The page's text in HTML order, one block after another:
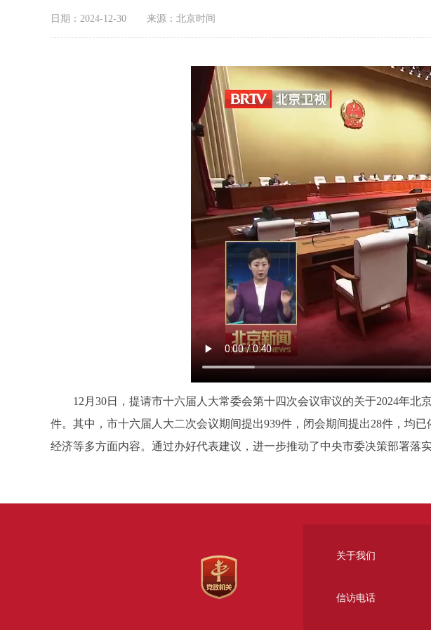
日期：2024-12-30 来源：北京时间
12月30日，提请市十六届人大常委会第十四次会议审议的关于2024年北
件。其中，市十六届人大二次会议期间提出939件，闭会期间提出28件，均
经济等多方面内容。通过办好代表建议，进一步推动了中央市委决策部署落
关于我们
信访电话